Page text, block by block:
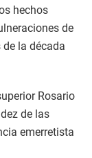
hechos
de
la década
Rosario
de las
emerretista